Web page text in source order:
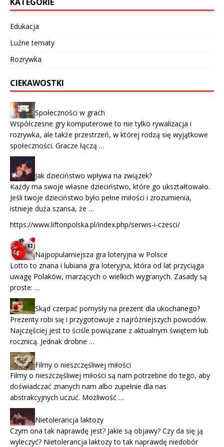
Edukacja
Luźne tematy
Rozrywka
CIEKAWOSTKI
Społeczności w grach
Współczesne gry komputerowe to nie tylko rywalizacja i
rozrywka, ale także przestrzeń, w której rodzą się wyjątkowe
społeczności. Gracze łączą …
Jak dzieciństwo wpływa na związek?
Każdy ma swoje własne dzieciństwo, które go ukształtowało.
Jeśli twoje dzieciństwo było pełne miłości i zrozumienia,
istnieje duża szansa, że …
https://www.liftonpolska.pl/index.php/serwis-i-czesci/
Najpopularniejsza gra loteryjna w Polsce
Lotto to znana i lubiana gra loteryjna, która od lat przyciąga
uwagę Polaków, marzących o wielkich wygranych. Zasady są
proste: …
Skąd czerpać pomysły na prezent dla ukochanego?
Prezenty robi się i przygotowuje z najróżniejszych powodów.
Najczęściej jest to ściśle powiązane z aktualnym świętem lub
rocznicą. Jednak drobne …
Filmy o nieszczęśliwej miłości
Filmy o nieszczęśliwej miłości są nam potrzebne do tego, aby
doświadczać znanych nam albo zupełnie dla nas
abstrakcyjnych uczuć. Możliwość …
Nietolerancja laktozy
Czym ona tak naprawdę jest? Jakie są objawy? Czy da się ją
wyleczyć? Nietolerancja laktozy to tak naprawdę niedobór